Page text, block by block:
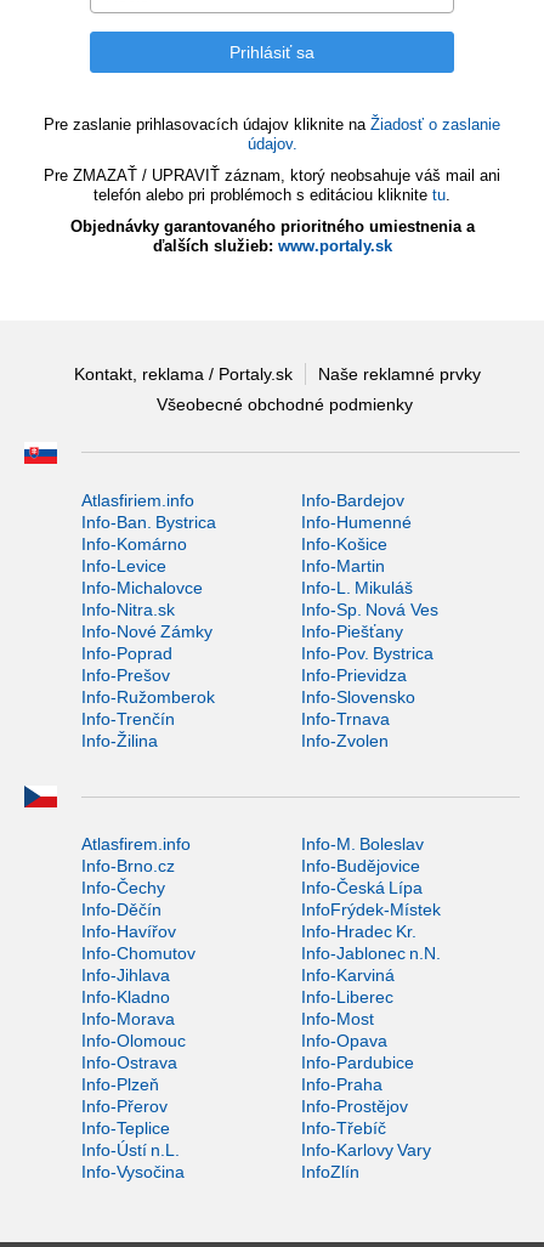
Pre zaslanie prihlasovacích údajov kliknite na Žiadosť o zaslanie
údajov.
Pre ZMAZAŤ / UPRAVIŤ záznam, ktorý neobsahuje váš mail ani
telefón alebo pri problémoch s editáciou kliknite tu.
Objednávky garantovaného prioritného umiestnenia a
ďalších služieb: www.portaly.sk
Kontakt, reklama / Portaly.sk
Naše reklamné prvky
Všeobecné obchodné podmienky
Atlasfiriem.info
Info-Bardejov
Info-Ban. Bystrica
Info-Humenné
Info-Komárno
Info-Košice
Info-Levice
Info-Martin
Info-Michalovce
Info-L. Mikuláš
Info-Nitra.sk
Info-Sp. Nová Ves
Info-Nové Zámky
Info-Piešťany
Info-Poprad
Info-Pov. Bystrica
Info-Prešov
Info-Prievidza
Info-Ružomberok
Info-Slovensko
Info-Trenčín
Info-Trnava
Info-Žilina
Info-Zvolen
Atlasfirem.info
Info-M. Boleslav
Info-Brno.cz
Info-Budějovice
Info-Čechy
Info-Česká Lípa
Info-Děčín
InfoFrýdek-Místek
Info-Havířov
Info-Hradec Kr.
Info-Chomutov
Info-Jablonec n.N.
Info-Jihlava
Info-Karviná
Info-Kladno
Info-Liberec
Info-Morava
Info-Most
Info-Olomouc
Info-Opava
Info-Ostrava
Info-Pardubice
Info-Plzeň
Info-Praha
Info-Přerov
Info-Prostějov
Info-Teplice
Info-Třebíč
Info-Ústí n.L.
Info-Karlovy Vary
Info-Vysočina
InfoZlín